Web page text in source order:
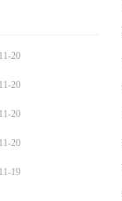
20
20
20
20
19